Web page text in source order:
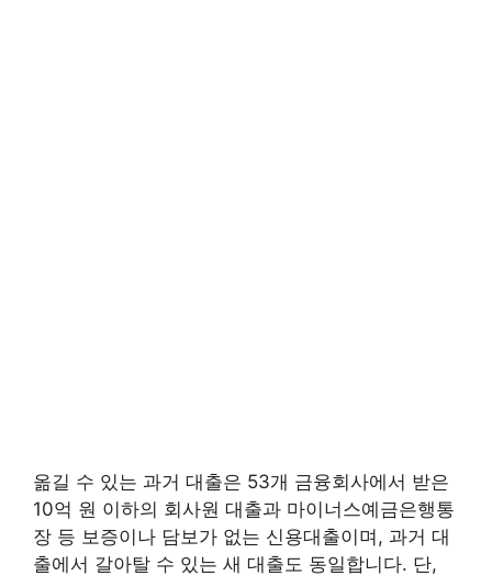
옮길 수 있는 과거 대출은 53개 금융회사에서 받은
10억 원 이하의 회사원 대출과 마이너스예금은행통
장 등 보증이나 담보가 없는 신용대출이며, 과거 대
출에서 갈아탈 수 있는 새 대출도 동일합니다. 단,